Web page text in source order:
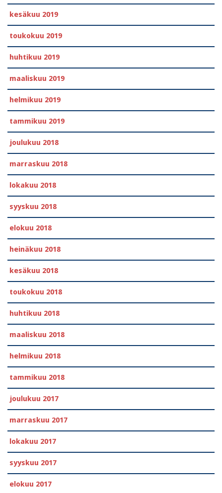
kesäkuu 2019
toukokuu 2019
huhtikuu 2019
maaliskuu 2019
helmikuu 2019
tammikuu 2019
joulukuu 2018
marraskuu 2018
lokakuu 2018
syyskuu 2018
elokuu 2018
heinäkuu 2018
kesäkuu 2018
toukokuu 2018
huhtikuu 2018
maaliskuu 2018
helmikuu 2018
tammikuu 2018
joulukuu 2017
marraskuu 2017
lokakuu 2017
syyskuu 2017
elokuu 2017